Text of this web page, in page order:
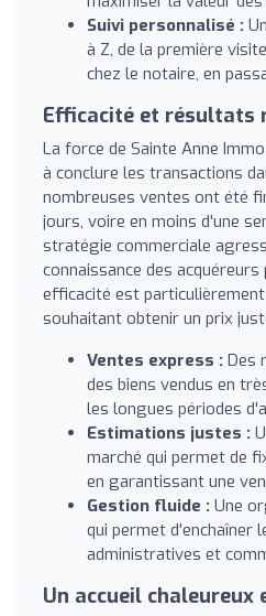
Suivi personnalisé :
à Z, de la première
chez le notaire, en
Efficacité et résultats
La force de Sainte Anne
à conclure les transactions
nombreuses ventes ont été
jours, voire en moins d'une
stratégie commerciale
connaissance des
efficacité est
souhaitant obtenir un prix
Ventes express : Des
des biens vendus en
les longues périodes
Estimations justes :
marché qui permet de
en garantissant une
Gestion fluide : Une
qui permet d'enchaîner
administratives et
Un accueil chaleureux